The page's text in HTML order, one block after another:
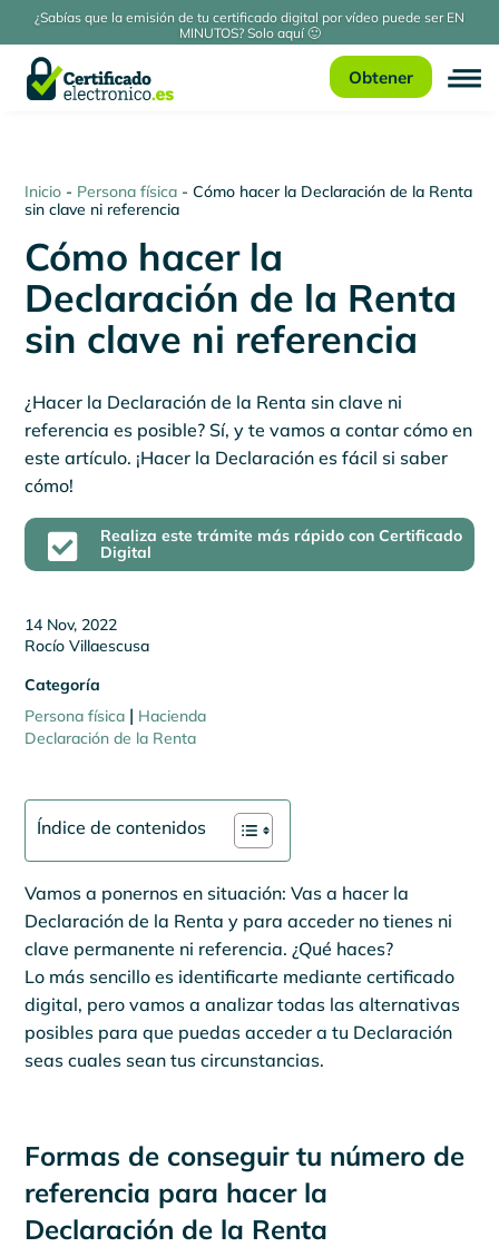
¿Sabías que la emisión de tu certificado digital por vídeo puede ser EN
MINUTOS? Solo aquí 🙂
Obtener
Inicio - Persona física -Cómo hacer la Declaración de la Renta
sin clave ni referencia
Cómo hacer la
Declaración de la Renta
sin clave ni referencia
¿Hacer la Declaración de la Renta sin clave ni
referencia es posible? Sí, y te vamos a contar cómo en
este artículo. ¡Hacer la Declaración es fácil si saber
cómo!

Realiza este trámite más rápido con Certificado
Digital
14 Nov, 2022
Rocío Villaescusa
Categoría
Persona física | Hacienda
Declaración de la Renta
Índice de contenidos
Vamos a ponernos en situación: Vas a hacer la
Declaración de la Renta y para acceder no tienes ni
clave permanente ni referencia. ¿Qué haces?
Lo más sencillo es identificarte mediante certificado
digital, pero vamos a analizar todas las alternativas
posibles para que puedas acceder a tu Declaración
seas cuales sean tus circunstancias.
Formas de conseguir tu número de
referencia para hacer la
Declaración de la Renta